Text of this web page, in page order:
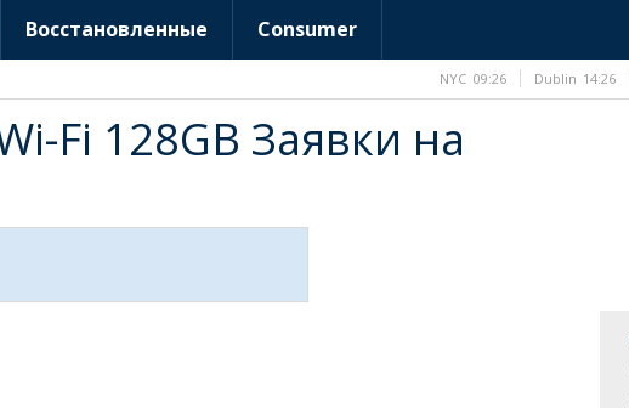
Восстановленные Consumer
Fi 128GB Заявки на
NYC 09:26 Dublin 14:26